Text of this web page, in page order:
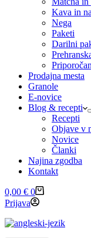
Kava in
Nega
Paketi
Darilni
Prodajna mesta
Granole
E-novice
Blog & recepti
Recepti
Objave v
Novice
Članki
Najina zgodba
Kontakt
Shopping
cart
0,00 € 0
Prijava